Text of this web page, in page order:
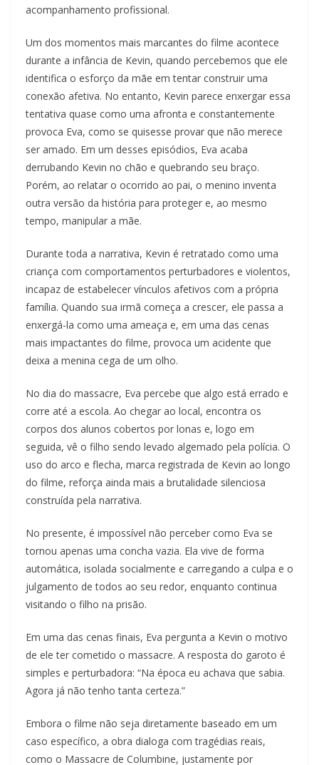
acompanhamento profissional.
Um dos momentos mais marcantes do filme acontece
durante a infância de Kevin, quando percebemos que ele
identifica o esforço da mãe em tentar construir uma
conexão afetiva. No entanto, Kevin parece enxergar essa
tentativa quase como uma afronta e constantemente
provoca Eva, como se quisesse provar que não merece
ser amado. Em um desses episódios, Eva acaba
derrubando Kevin no chão e quebrando seu braço.
Porém, ao relatar o ocorrido ao pai, o menino inventa
outra versão da história para proteger e, ao mesmo
tempo, manipular a mãe.
Durante toda a narrativa, Kevin é retratado como uma
criança com comportamentos perturbadores e violentos,
incapaz de estabelecer vínculos afetivos com a própria
família. Quando sua irmã começa a crescer, ele passa a
enxergá-la como uma ameaça e, em uma das cenas
mais impactantes do filme, provoca um acidente que
deixa a menina cega de um olho.
No dia do massacre, Eva percebe que algo está errado e
corre até a escola. Ao chegar ao local, encontra os
corpos dos alunos cobertos por lonas e, logo em
seguida, vê o filho sendo levado algemado pela polícia. O
uso do arco e flecha, marca registrada de Kevin ao longo
do filme, reforça ainda mais a brutalidade silenciosa
construída pela narrativa.
No presente, é impossível não perceber como Eva se
tornou apenas uma concha vazia. Ela vive de forma
automática, isolada socialmente e carregando a culpa e o
julgamento de todos ao seu redor, enquanto continua
visitando o filho na prisão.
Em uma das cenas finais, Eva pergunta a Kevin o motivo
de ele ter cometido o massacre. A resposta do garoto é
simples e perturbadora: “Na época eu achava que sabia.
Agora já não tenho tanta certeza.”
Embora o filme não seja diretamente baseado em um
caso específico, a obra dialoga com tragédias reais,
como o Massacre de Columbine, justamente por